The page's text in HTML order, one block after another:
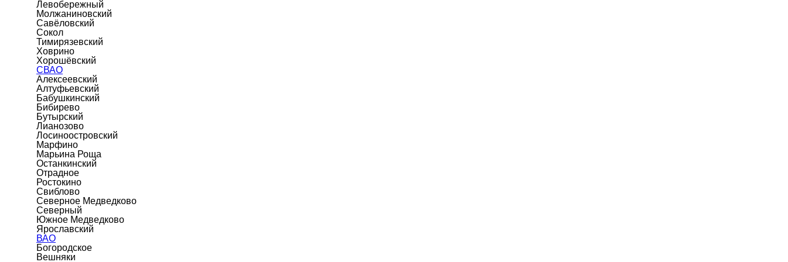
Левобережный
Молжаниновский
Савёловский
Сокол
Тимирязевский
Ховрино
Хорошёвский
СВАО
Алексеевский
Алтуфьевский
Бабушкинский
Бибирево
Бутырский
Лианозово
Лосиноостровский
Марфино
Марьина Роща
Останкинский
Отрадное
Ростокино
Свиблово
Северное Медведково
Северный
Южное Медведково
Ярославский
ВАО
Богородское
Вешняки